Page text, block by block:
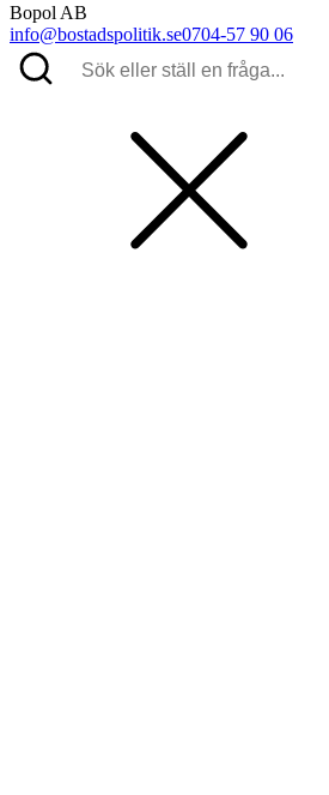
Bopol AB
info@bostadspolitik.se0704-57 90 06